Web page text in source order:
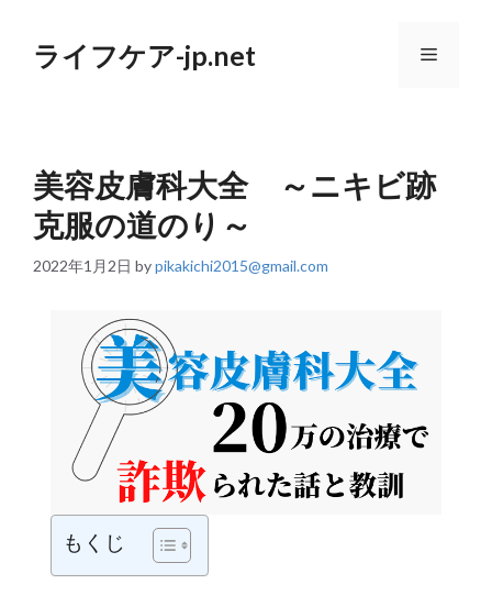
ライフケア-jp.net メ
美容皮膚科大全 ～ニキビ跡
克服の道のり～
2022年1月2日 bypikakichi2015@gmail.com
もくじ